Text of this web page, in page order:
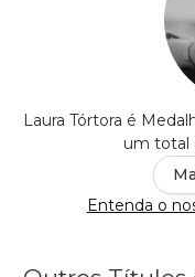
Laura Tórtora é
um total
Entenda o